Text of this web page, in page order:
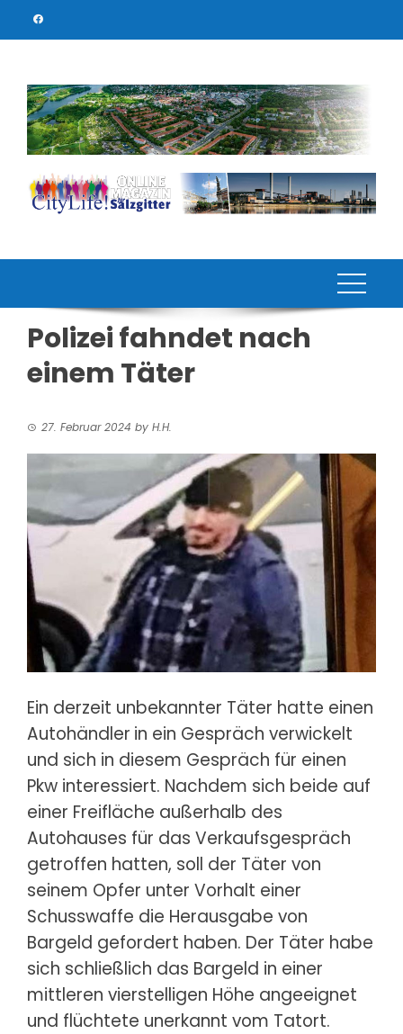
Polizei fahndet nach
einem Täter
27. Februar 2024 by H.H.
Ein derzeit unbekannter Täter hatte einen
Autohändler in ein Gespräch verwickelt
und sich in diesem Gespräch für einen
Pkw interessiert. Nachdem sich beide auf
einer Freifläche außerhalb des
Autohauses für das Verkaufsgespräch
getroffen hatten, soll der Täter von
seinem Opfer unter Vorhalt einer
Schusswaffe die Herausgabe von
Bargeld gefordert haben. Der Täter habe
sich schließlich das Bargeld in einer
mittleren vierstelligen Höhe angeeignet
und flüchtete unerkannt vom Tatort.